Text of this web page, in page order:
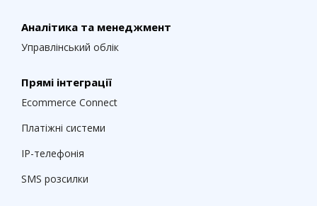
Аналітика та менеджмент
Управлінський облік
Прямі інтеграції
Ecommerce Connect
Платіжні системи
IP-телефонія
SMS розсилки